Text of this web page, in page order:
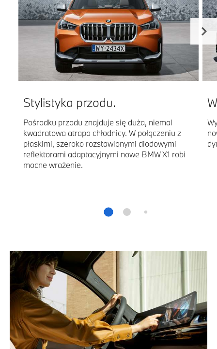
Stylistyka przodu.
Pośrodku przodu znajduje się duża, niemal
kwadratowa atrapa chłodnicy. W połączeniu z
płaskimi, szeroko rozstawionymi diodowymi
reflektorami adaptacyjnymi nowe BMW X1 robi
mocne wrażenie.